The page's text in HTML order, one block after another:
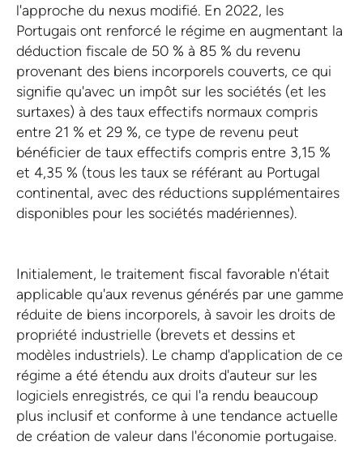
l'approche du nexus modifié. En 2022, les
Portugais ont renforcé le régime en augmentant la
déduction fiscale de 50 % à 85 % du revenu
provenant des biens incorporels couverts, ce qui
signifie qu'avec un impôt sur les sociétés (et les
surtaxes) à des taux effectifs normaux compris
entre 21 % et 29 %, ce type de revenu peut
bénéficier de taux effectifs compris entre 3,15 %
et 4,35 % (tous les taux se référant au Portugal
continental, avec des réductions supplémentaires
disponibles pour les sociétés madériennes).
Initialement, le traitement fiscal favorable n'était
applicable qu'aux revenus générés par une gamme
réduite de biens incorporels, à savoir les droits de
propriété industrielle (brevets et dessins et
modèles industriels). Le champ d'application de ce
régime a été étendu aux droits d'auteur sur les
logiciels enregistrés, ce qui l'a rendu beaucoup
plus inclusif et conforme à une tendance actuelle
de création de valeur dans l'économie portugaise.